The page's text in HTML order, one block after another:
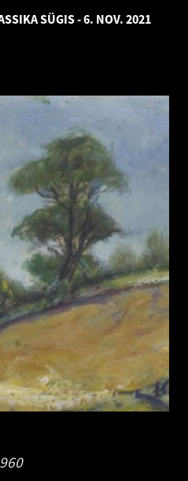
SÜGIS - 6. NOV. 2021